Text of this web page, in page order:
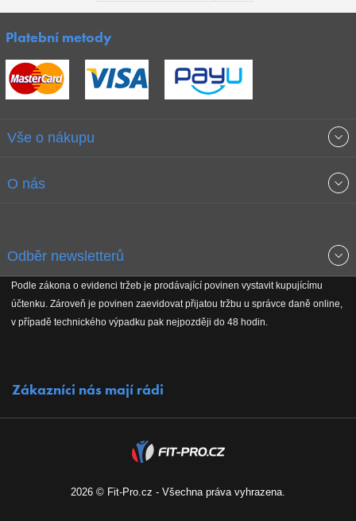
Platební metody
Vše o nákupu
Obchodní podmínky
Reklamační řád
O nás
Koho podporujeme
Odběr newsletterů
Podle zákona o evidenci tržeb je prodávající povinen vystavit kupujícímu
účtenku. Zároveň je povinen zaevidovat přijatou tržbu u správce daně online,
v případě technického výpadku pak nejpozději do 48 hodin.
Zákazníci nás mají rádi
2026 © Fit-Pro.cz - Všechna práva vyhrazena.